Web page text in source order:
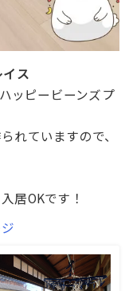
ス
ッピービーンズプ
れていますので、
居OKです！